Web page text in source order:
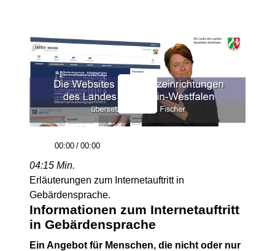
00:00 / 00:00
04:15 Min.
Erläuterungen zum Internetauftritt in
Gebärdensprache.
Informationen zum Internetauftritt
in Gebärdensprache
Ein Angebot für Menschen, die nicht oder nur